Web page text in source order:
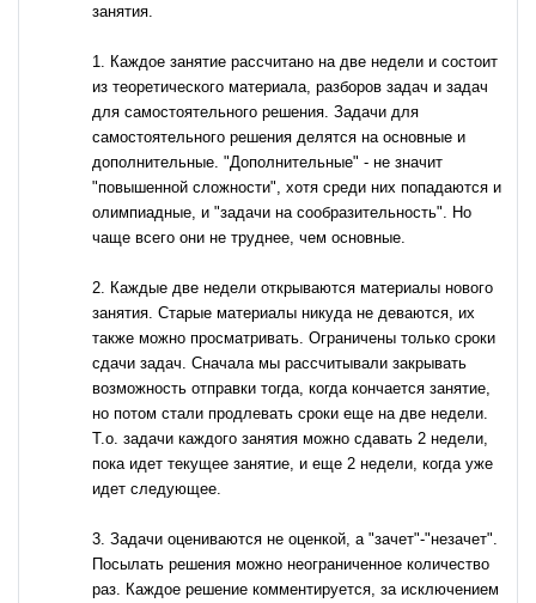
занятия.
1. Каждое занятие рассчитано на две недели и состоит
из теоретического материала, разборов задач и задач
для самостоятельного решения. Задачи для
самостоятельного решения делятся на основные и
дополнительные. "Дополнительные" - не значит
"повышенной сложности", хотя среди них попадаются и
олимпиадные, и "задачи на сообразительность". Но
чаще всего они не труднее, чем основные.
2. Каждые две недели открываются материалы нового
занятия. Старые материалы никуда не деваются, их
также можно просматривать. Ограничены только сроки
сдачи задач. Сначала мы рассчитывали закрывать
возможность отправки тогда, когда кончается занятие,
но потом стали продлевать сроки еще на две недели.
Т.о. задачи каждого занятия можно сдавать 2 недели,
пока идет текущее занятие, и еще 2 недели, когда уже
идет следующее.
3. Задачи оцениваются не оценкой, а "зачет"-"незачет".
Посылать решения можно неограниченное количество
раз. Каждое решение комментируется, за исключением